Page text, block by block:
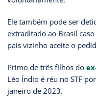
Ele também pode ser
extraditado ao Brasil
país vizinho aceite o
Primo de três filhos do
Léo Índio é réu no STF
janeiro de 2023.